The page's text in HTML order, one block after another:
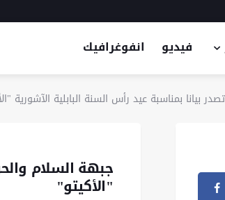
فيديو انفوغرافيك
بيانا بمناسبة عيد رأس السنة البابلية الآشورية
جبهة السلام
"الأكيتو"